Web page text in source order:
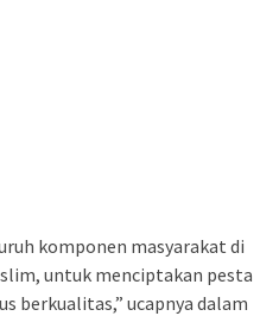
komponen masyarakat di
untuk menciptakan pesta
berkualitas,” ucapnya dalam